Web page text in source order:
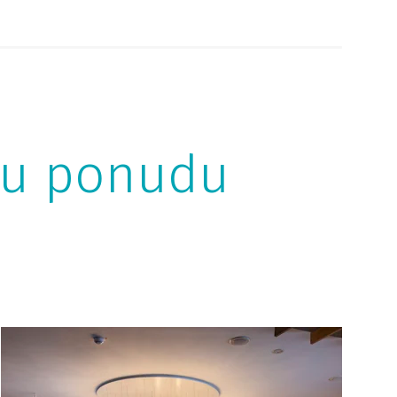
ponudu